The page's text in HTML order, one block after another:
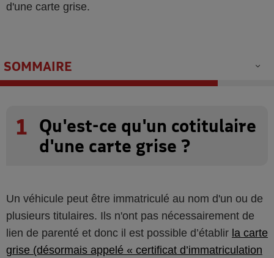
d'une carte grise.
SOMMAIRE
1
Qu'est-ce qu'un cotitulaire
d'une carte grise ?
Un véhicule peut être immatriculé au nom d'un ou de
plusieurs titulaires. Ils n'ont pas nécessairement de
lien de parenté et donc il est possible d’établir la carte
grise (désormais appelé « certificat d’immatriculation